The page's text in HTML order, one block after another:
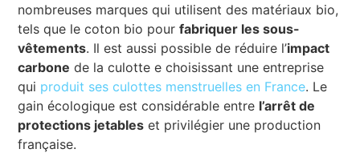
nombreuses marques qui utilisent des matériaux bio,
tels que le coton bio pourfabriquer les sous-
vêtements. Il est aussi possible de réduire l’impact
carbone de la culotte e choisissant une entreprise
qui produit ses culottes menstruelles en France. Le
gain écologique est considérable entre l’arrêt de
protections jetables et privilégier une production
française.